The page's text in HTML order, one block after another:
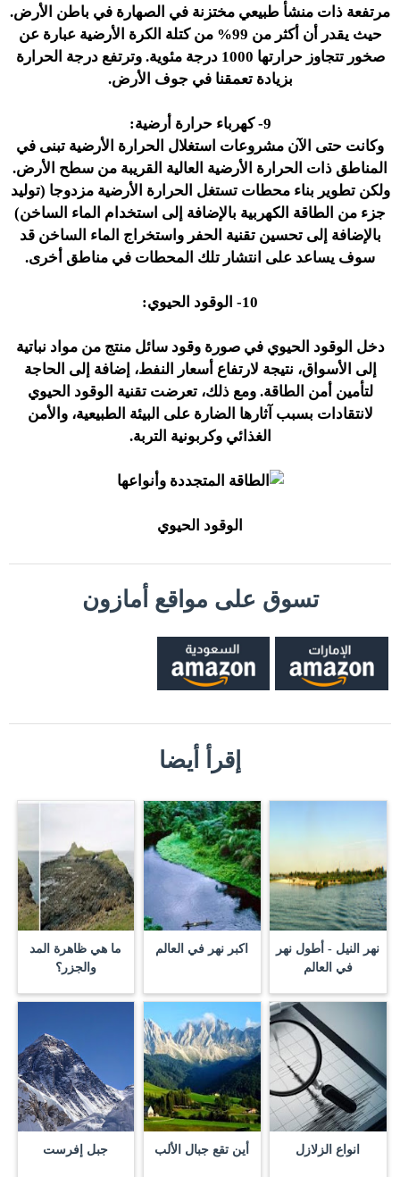
مرتفعة ذات منشأ طبيعي مختزنة في الصهارة في باطن الأرض.
حيث يقدر أن أكثر من 99% من كتلة الكرة الأرضية عبارة عن
صخور تتجاوز حرارتها 1000 درجة مئوية. وترتفع درجة الحرارة
بزيادة تعمقنا في جوف الأرض.
9- كهرباء حرارة أرضية:
وكانت حتى الآن مشروعات استغلال الحرارة الأرضية تبنى في
المناطق ذات الحرارة الأرضية العالية القريبة من سطح الأرض.
ولكن تطوير بناء محطات تستغل الحرارة الأرضية مزدوجا (توليد
جزء من الطاقة الكهربية بالإضافة إلى استخدام الماء الساخن)
بالإضافة إلى تحسين تقنية الحفر واستخراج الماء الساخن قد
سوف يساعد على انتشار تلك المحطات في مناطق أخرى.
10- الوقود الحيوي:
دخل الوقود الحيوي في صورة وقود سائل منتج من مواد نباتية
إلى الأسواق، نتيجة لارتفاع أسعار النفط، إضافة إلى الحاجة
لتأمين أمن الطاقة. ومع ذلك، تعرضت تقنية الوقود الحيوي
لانتقادات بسبب آثارها الضارة على البيئة الطبيعية، والأمن
الغذائي وكربونية التربة.
الوقود الحيوي
تسوق على مواقع أمازون
إقرأ أيضا
نهر النيل - أطول نهر
في العالم
اكبر نهر في العالم
ما هي ظاهرة المد
والجزر؟
انواع الزلازل أين تقع جبال الألب جبل إفرست